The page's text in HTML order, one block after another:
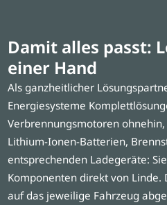
Damit alles passt:
einer Hand
Als ganzheitlicher
Energiesysteme
Verbrennungsmotoren
Lithium-Ionen-Batterien,
entsprechenden Ladegeräte:
Komponenten direkt von Linde.
auf das jeweilige Fahrzeug